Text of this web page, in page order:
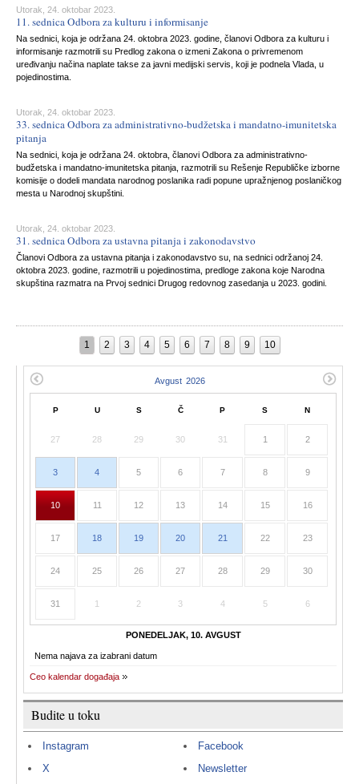
Utorak, 24. oktobar 2023.
11. sednica Odbora za kulturu i informisanje
Na sednici, koja je održana 24. oktobra 2023. godine, članovi Odbora za kulturu i
informisanje razmotrili su Predlog zakona o izmeni Zakona o privremenom
uređivanju načina naplate takse za javni medijski servis, koji je podnela Vlada, u
pojedinostima.
Utorak, 24. oktobar 2023.
33. sednica Odbora za administrativno-budžetska i mandatno-imunitetska
pitanja
Na sednici, koja je održana 24. oktobra, članovi Odbora za administrativno-
budžetska i mandatno-imunitetska pitanja, razmotrili su Rešenje Republičke izborne
komisije o dodeli mandata narodnog poslanika radi popune upražnjenog poslaničkog
mesta u Narodnoj skupštini.
Utorak, 24. oktobar 2023.
31. sednica Odbora za ustavna pitanja i zakonodavstvo
Članovi Odbora za ustavna pitanja i zakonodavstvo su, na sednici održanoj 24.
oktobra 2023. godine, razmotrili u pojedinostima, predloge zakona koje Narodna
skupština razmatra na Prvoj sednici Drugog redovnog zasedanja u 2023. godini.
1 2 3 4 5 6 7 8 9 10
P U S Č P S N
27 28 29 30 31 1 2
3 4 5 6 7 8 9
10 11 12 13 14 15 16
17 18 19 20 21 22 23
24 25 26 27 28 29 30
31 1 2 3 4 5 6
PONEDELJAK, 10. AVGUST
Nema najava za izabrani datum
Ceo kalendar događaja
Budite u toku
Instagram
X
Facebook
Newsletter